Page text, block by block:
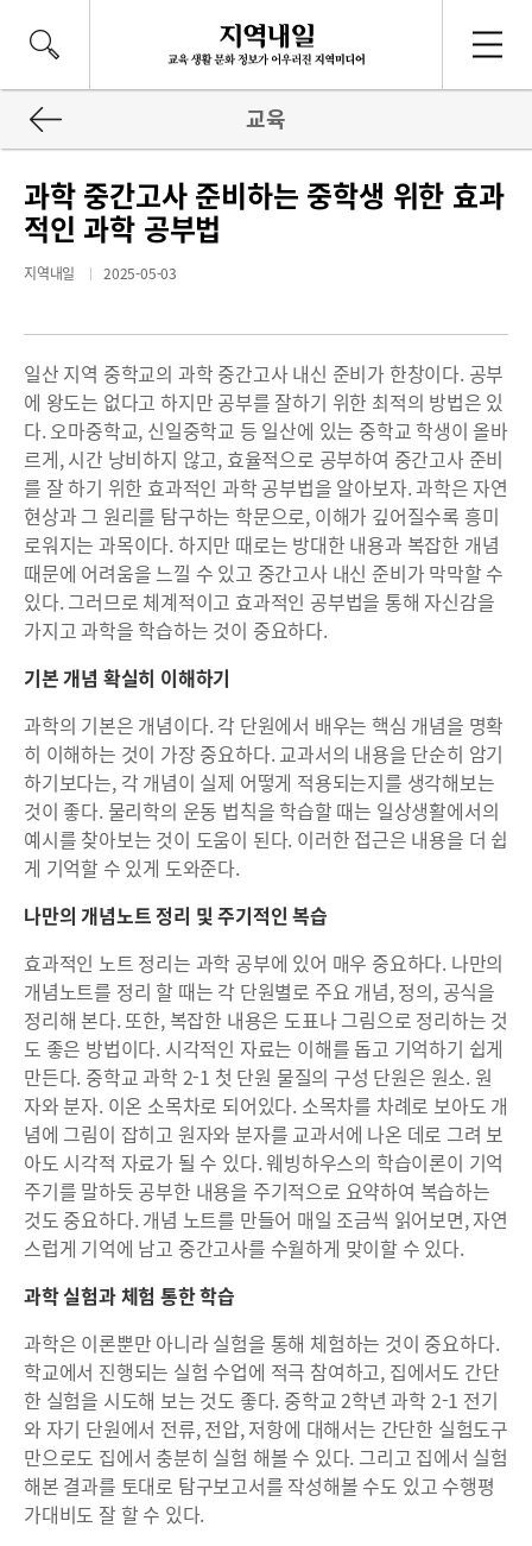
교육
과학 중간고사 준비하는 중학생 위한 효과
적인 과학 공부법
지역내일 2025-05-03
일산 지역 중학교의 과학 중간고사 내신 준비가 한창이다. 공부
에 왕도는 없다고 하지만 공부를 잘하기 위한 최적의 방법은 있
다. 오마중학교, 신일중학교 등 일산에 있는 중학교 학생이 올바
르게, 시간 낭비하지 않고, 효율적으로 공부하여 중간고사 준비
를 잘 하기 위한 효과적인 과학 공부법을 알아보자. 과학은 자연
현상과 그 원리를 탐구하는 학문으로, 이해가 깊어질수록 흥미
로워지는 과목이다. 하지만 때로는 방대한 내용과 복잡한 개념
때문에 어려움을 느낄 수 있고 중간고사 내신 준비가 막막할 수
있다. 그러므로 체계적이고 효과적인 공부법을 통해 자신감을
가지고 과학을 학습하는 것이 중요하다.
기본 개념 확실히 이해하기
과학의 기본은 개념이다. 각 단원에서 배우는 핵심 개념을 명확
히 이해하는 것이 가장 중요하다. 교과서의 내용을 단순히 암기
하기보다는, 각 개념이 실제 어떻게 적용되는지를 생각해보는
것이 좋다. 물리학의 운동 법칙을 학습할 때는 일상생활에서의
예시를 찾아보는 것이 도움이 된다. 이러한 접근은 내용을 더 쉽
게 기억할 수 있게 도와준다.
나만의 개념노트 정리 및 주기적인 복습
효과적인 노트 정리는 과학 공부에 있어 매우 중요하다. 나만의
개념노트를 정리 할 때는 각 단원별로 주요 개념, 정의, 공식을
정리해 본다. 또한, 복잡한 내용은 도표나 그림으로 정리하는 것
도 좋은 방법이다. 시각적인 자료는 이해를 돕고 기억하기 쉽게
만든다. 중학교 과학 2-1 첫 단원 물질의 구성 단원은 원소. 원
자와 분자. 이온 소목차로 되어있다. 소목차를 차례로 보아도 개
념에 그림이 잡히고 원자와 분자를 교과서에 나온 데로 그려 보
아도 시각적 자료가 될 수 있다. 웨빙하우스의 학습이론이 기억
주기를 말하듯 공부한 내용을 주기적으로 요약하여 복습하는
것도 중요하다. 개념 노트를 만들어 매일 조금씩 읽어보면, 자연
스럽게 기억에 남고 중간고사를 수월하게 맞이할 수 있다.
과학 실험과 체험 통한 학습
과학은 이론뿐만 아니라 실험을 통해 체험하는 것이 중요하다.
학교에서 진행되는 실험 수업에 적극 참여하고, 집에서도 간단
한 실험을 시도해 보는 것도 좋다. 중학교 2학년 과학 2-1 전기
와 자기 단원에서 전류, 전압, 저항에 대해서는 간단한 실험도구
만으로도 집에서 충분히 실험 해볼 수 있다. 그리고 집에서 실험
해본 결과를 토대로 탐구보고서를 작성해볼 수도 있고 수행평
가대비도 잘 할 수 있다.